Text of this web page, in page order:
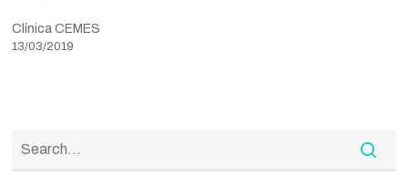
Clínica CEMES
13/03/2019